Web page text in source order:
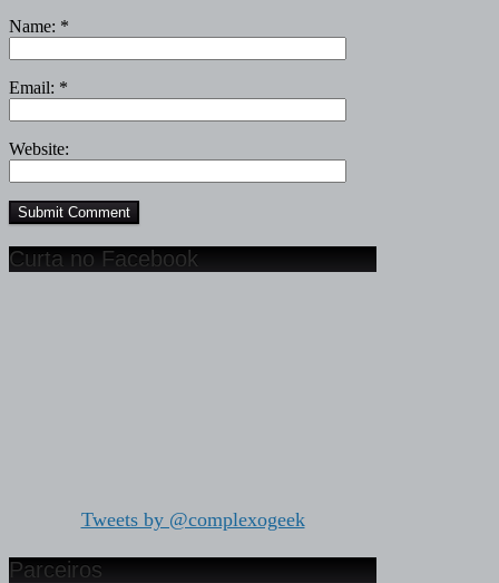
Name: *
Email: *
Website:
Curta no Facebook
Tweets by @complexogeek
Parceiros